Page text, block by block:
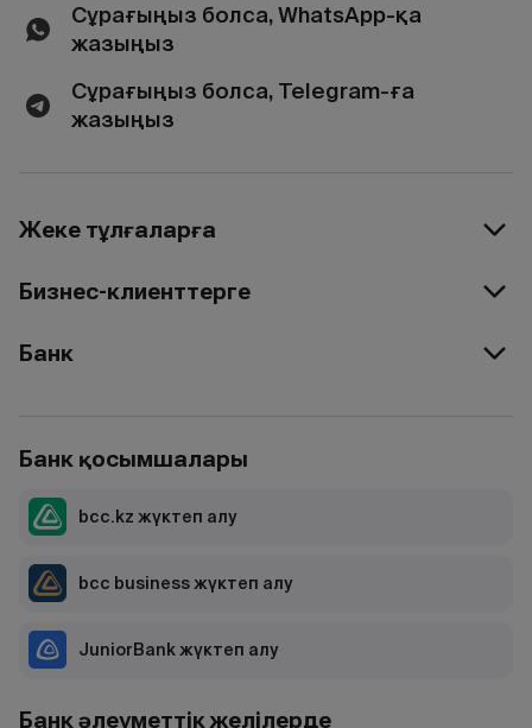
Сұрағыңыз болса, WhatsApp-қа
жазыңыз
Сұрағыңыз болса, Telegram-ға
жазыңыз
Жеке тұлғаларға
Бизнес-клиенттерге
Банк
Банк әлеуметтік желілерде
Банк қосымшалары
bcc.kz жүктеп алу
bcc business жүктеп алу
JuniorBank жүктеп алу